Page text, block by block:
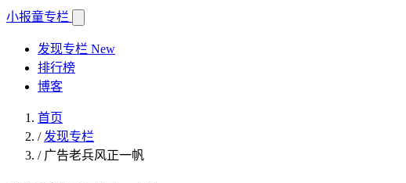
小报童专栏
发现专栏 New
排行榜
博客
首页
/ 发现专栏
/ 广告老兵风正一帆